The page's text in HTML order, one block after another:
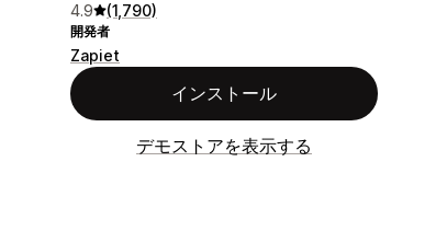
4.9 (1,790)
開発者
Zapiet
インストール
デモストアを表示する